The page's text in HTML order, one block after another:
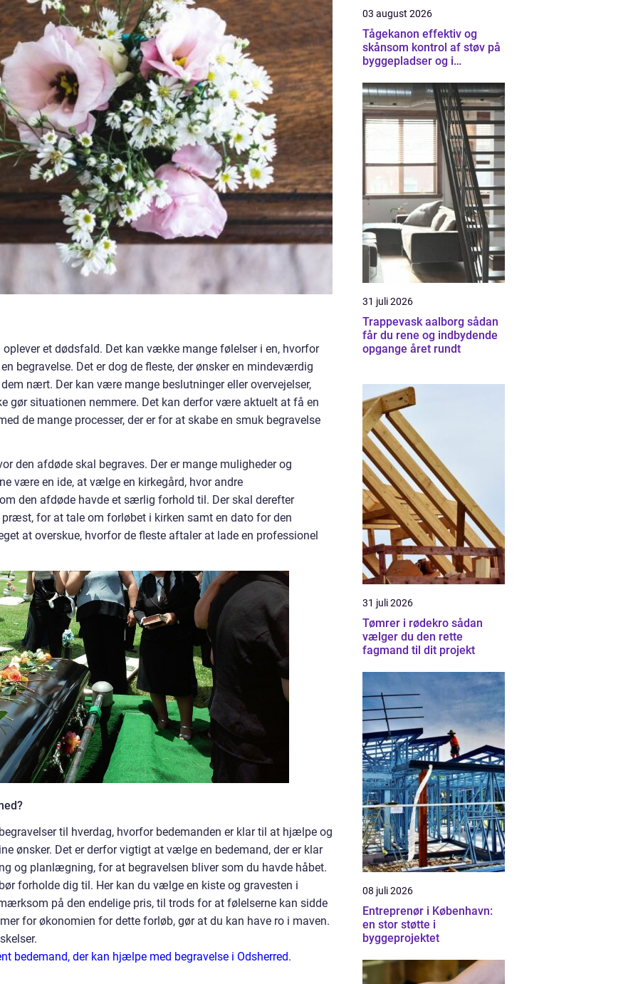
et dødsfald. Det kan vække mange følelser i en, hvorfor
begravelse. Det er dog de fleste, der ønsker en mindeværdig
nært. Der kan være mange beslutninger eller overvejelser,
gør situationen nemmere. Det kan derfor være aktuelt at få en
de mange processer, der er for at skabe en smuk begravelse
den afdøde skal begraves. Der er mange muligheder og
være en ide, at vælge en kirkegård, hvor andre
den afdøde havde et særlig forhold til. Der skal derefter
for at tale om forløbet i kirken samt en dato for den
at overskue, hvorfor de fleste aftaler at lade en professionel
til hverdag, hvorfor bedemanden er klar til at hjælpe og
ønsker. Det er derfor vigtigt at vælge en bedemand, der er klar
og planlægning, for at begravelsen bliver som du havde håbet.
forholde dig til. Her kan du vælge en kiste og gravesten i
på den endelige pris, til trods for at følelserne kan sidde
for økonomien for dette forløb, gør at du kan have ro i maven.
bedemand, der kan hjælpe med begravelse i Odsherred.
03 august 2026
Tågekanon effektiv og
skånsom kontrol af støv på
byggepladser og i
31 juli 2026
Trappevask aalborg sådan
får du rene og indbydende
opgange året rundt
31 juli 2026
Tømrer i rødekro sådan
vælger du den rette
fagmand til dit projekt
08 juli 2026
Entreprenør i København:
en stor støtte i
byggeprojektet